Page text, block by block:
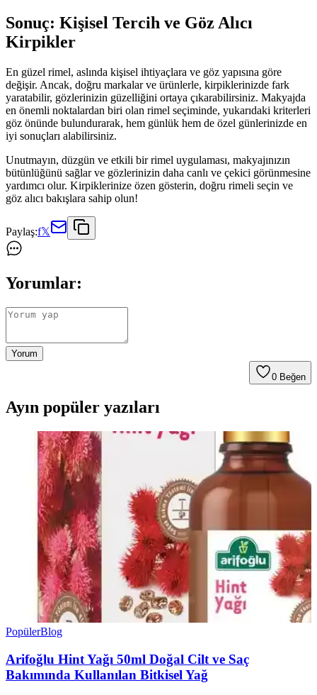
Sonuç: Kişisel Tercih ve Göz Alıcı
Kirpikler
En güzel rimel, aslında kişisel ihtiyaçlara ve göz yapısına göre
değişir. Ancak, doğru markalar ve ürünlerle, kirpiklerinizde fark
yaratabilir, gözlerinizin güzelliğini ortaya çıkarabilirsiniz. Makyajda
en önemli noktalardan biri olan rimel seçiminde, yukarıdaki kriterleri
göz önünde bulundurarak, hem günlük hem de özel günlerinizde en
iyi sonuçları alabilirsiniz.
Unutmayın, düzgün ve etkili bir rimel uygulaması, makyajınızın
bütünlüğünü sağlar ve gözlerinizin daha canlı ve çekici görünmesine
yardımcı olur. Kirpiklerinize özen gösterin, doğru rimeli seçin ve
göz alıcı bakışlara sahip olun!
Paylaş:f𝕏
Yorumlar:
Yorum
0 Beğen
Ayın popüler yazıları
PopülerBlog
Arifoğlu Hint Yağı 50ml Doğal Cilt ve Saç
Bakımında Kullanılan Bitkisel Yağ